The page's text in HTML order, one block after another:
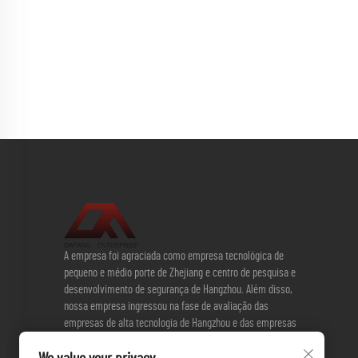
A empresa foi agraciada como empresa tecnológica de
pequeno e médio porte de Zhejiang e centro de pesquisa e
desenvolvimento de segurança de Hangzhou. Além disso,
nossa empresa ingressou na fase de avaliação das
empresas de alta tecnologia de Hangzhou e das empresas